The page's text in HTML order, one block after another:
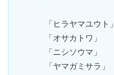
「ヒラヤマユウト」
「オサカトワ」
「ニシソウマ」
「ヤマガミサラ」